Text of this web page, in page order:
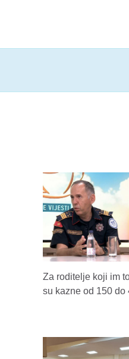
Za roditelje koji im
su kazne od 150 do